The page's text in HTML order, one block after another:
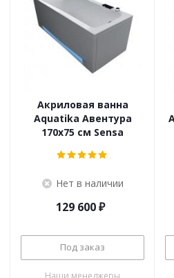
Акриловая ванна
Aquatika Авентура
170x75 см Sensa
Нет в наличии
129 600₽
Под заказ
Наши менеджеры